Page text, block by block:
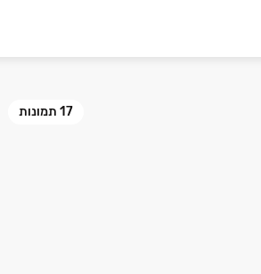
17 תמונות